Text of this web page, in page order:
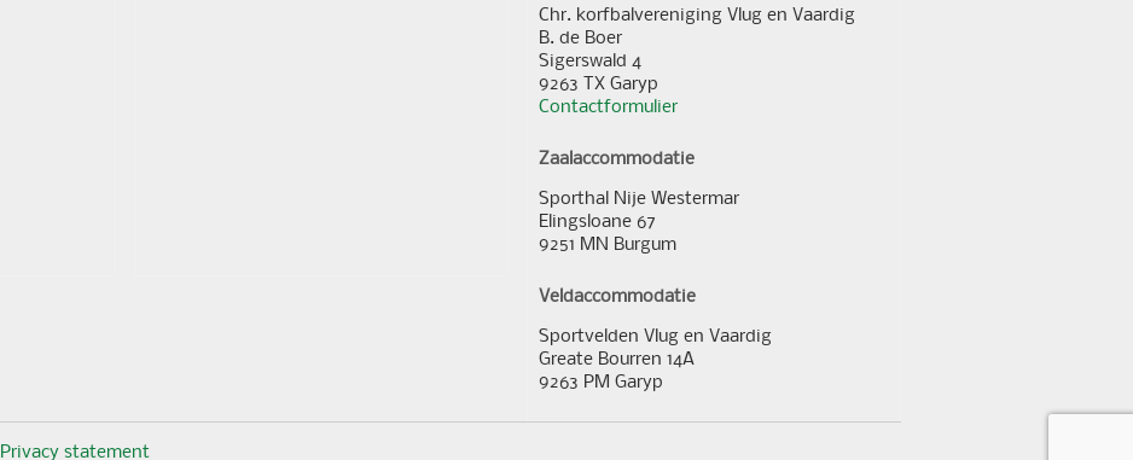
Chr. korfbalvereniging Vlug en Vaardig
B. de Boer
Sigerswald 4
9263 TX Garyp
Contactformulier
Zaalaccommodatie
Sporthal Nije Westermar
Elingsloane 67
9251 MN Burgum
Veldaccommodatie
Sportvelden Vlug en Vaardig
Greate Bourren 14A
9263 PM Garyp
Privacy statement